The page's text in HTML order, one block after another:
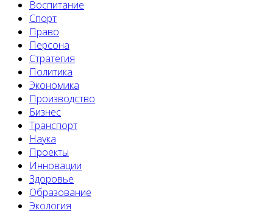
Воспитание
Спорт
Право
Персона
Стратегия
Политика
Экономика
Производство
Бизнес
Транспорт
Наука
Проекты
Инновации
Здоровье
Образование
Экология